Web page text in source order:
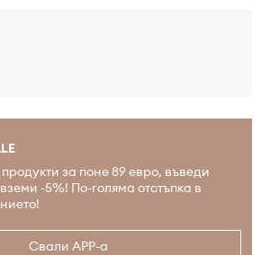
за поне 89 евро, въведи
-5%! По-голяма отстъпка в
Свали APP-а